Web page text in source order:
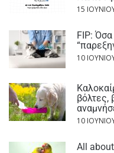
15
FIP: Όσα
10
βόλτες,
10
All